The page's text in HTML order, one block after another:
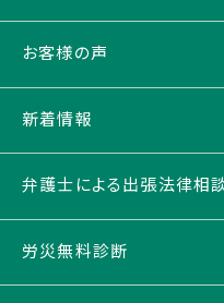
お客様の声
新着情報
弁護士による出張法律相
労災無料診断